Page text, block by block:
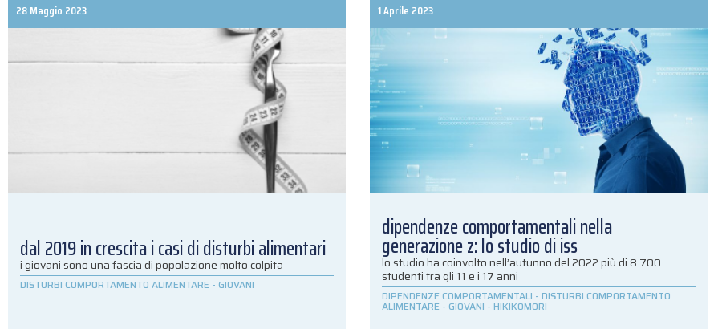
28 Maggio 2023
dal 2019 in crescita i casi di disturbi alimentari
i giovani sono una fascia di popolazione molto colpita
DISTURBI COMPORTAMENTO ALIMENTARE - GIOVANI
1 Aprile 2023
dipendenze comportamentali nella
generazione z: lo studio di iss
lo studio ha coinvolto nell’autunno del 2022 più di 8.700
studenti tra gli 11 e i 17 anni
DIPENDENZE COMPORTAMENTALI -DISTURBI COMPORTAMENTO
ALIMENTARE -GIOVANI -HIKIKOMORI